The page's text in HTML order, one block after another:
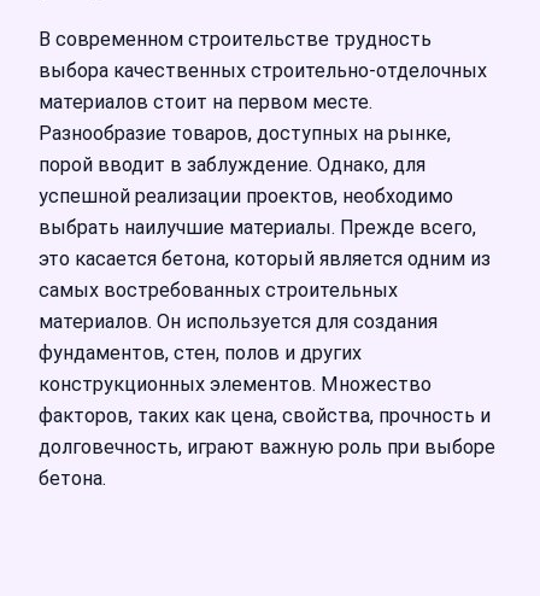
В современном строительстве трудность
выбора качественных строительно-отделочных
материалов стоит на первом месте.
Разнообразие товаров, доступных на рынке,
порой вводит в заблуждение. Однако, для
успешной реализации проектов, необходимо
выбрать наилучшие материалы. Прежде всего,
это касается бетона, который является одним из
самых востребованных строительных
материалов. Он используется для создания
фундаментов, стен, полов и других
конструкционных элементов. Множество
факторов, таких как цена, свойства, прочность и
долговечность, играют важную роль при выборе
бетона.